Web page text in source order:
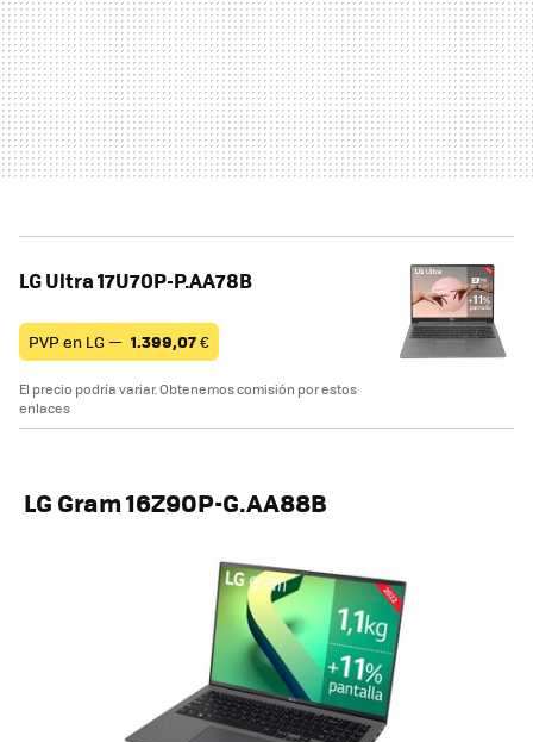
LG Ultra 17U70P-P.AA78B
PVP en LG — 1.399,07€
El precio podría variar. Obtenemos comisión por estos
enlaces
LG Gram 16Z90P-G.AA88B